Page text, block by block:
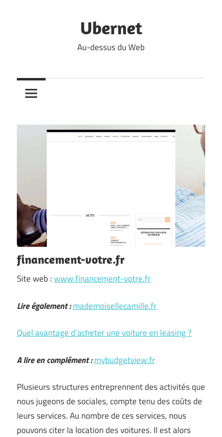
Ubernet
Au-dessus du Web
financement-votre.fr
Site web :www.financement-votre.fr
Lire également :mademoisellecamille.fr
Quel avantage d’acheter une voiture en leasing ?
A lire en complément :mybudgetview.fr
Plusieurs structures entreprennent des activités que
nous jugeons de sociales, compte tenu des coûts de
leurs services. Au nombre de ces services, nous
pouvons citer la location des voitures. Il est alors